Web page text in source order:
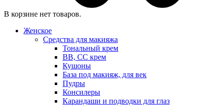
В корзине нет товаров.
Женское
Средства для макияжа
Тональный крем
BB, CC крем
Кушоны
База под макияж, для век
Пудры
Консилеры
Карандаши и подводки для глаз